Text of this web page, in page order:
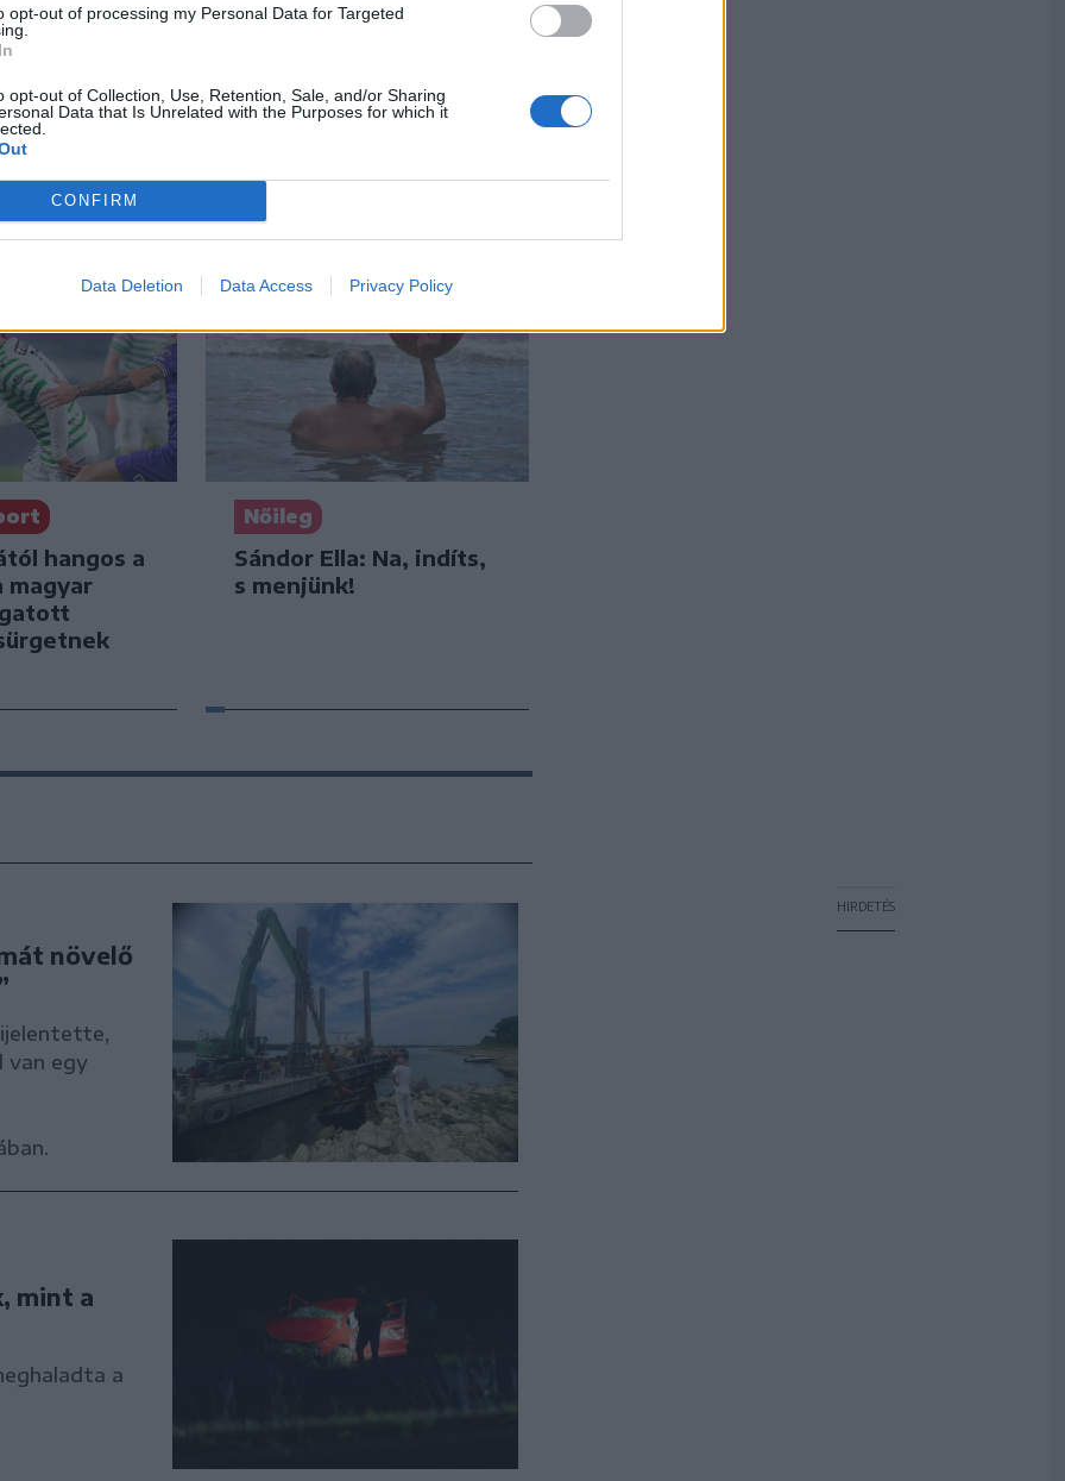
opt-out of processing my Personal Data for Targeted
opt-out of Collection, Use, Retention, Sale, and/or Sharing
Data that Is Unrelated with the Purposes for which it
CONFIRM
Data Deletion Data Access Privacy Policy
kérdés:
Székelyhon
szűk mezőgazdasági
úti vitából
hangos a
magyar
Nőileg
Sándor Ella: Na, indíts,
s menjünk!
növelő
van egy
mint a
a
HIRDETÉS